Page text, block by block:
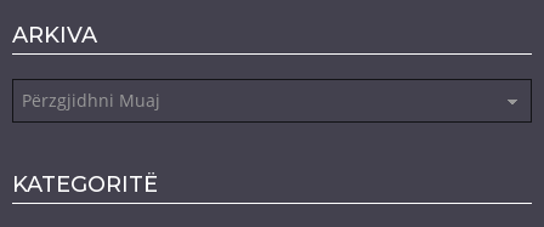
ARKIVA
KATEGORITË